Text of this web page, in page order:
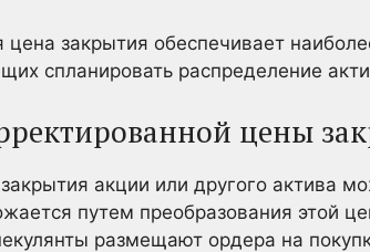
цена закрытия обеспечивает
спланировать распределение
цены
акции или другого актива
путем преобразования этой
размещают ордера на